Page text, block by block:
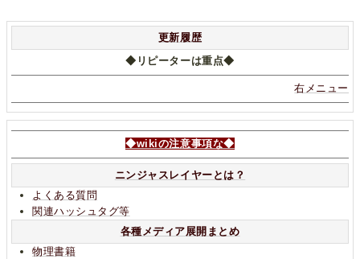
更新履歴
◆リピーターは重点◆
右メニュー
◆wikiの注意事項な◆
ニンジャスレイヤーとは？
よくある質問
関連ハッシュタグ等
各種メディア展開まとめ
物理書籍